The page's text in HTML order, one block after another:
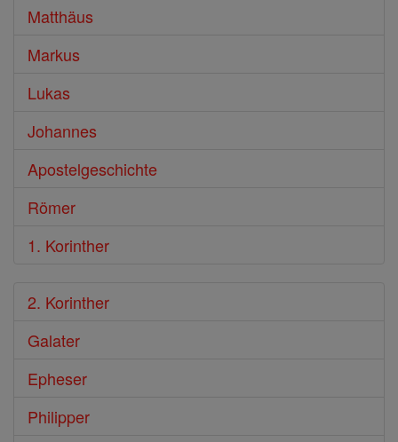
Matthäus
Markus
Lukas
Johannes
Apostelgeschichte
Römer
1. Korinther
2. Korinther
Galater
Epheser
Philipper